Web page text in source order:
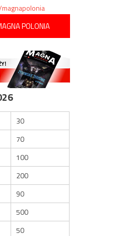
POLONIA
30
70
100
200
90
500
50